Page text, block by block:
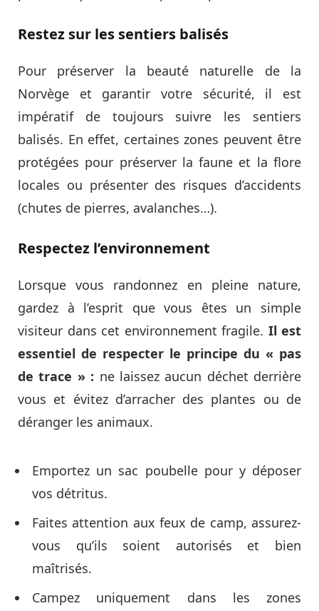
Restez sur les sentiers balisés
Pour préserver la beauté naturelle de la
Norvège et garantir votre sécurité, il est
impératif de toujours suivre les sentiers
balisés. En effet, certaines zones peuvent être
protégées pour préserver la faune et la flore
locales ou présenter des risques d’accidents
(chutes de pierres, avalanches…).
Respectez l’environnement
Lorsque vous randonnez en pleine nature,
gardez à l’esprit que vous êtes un simple
visiteur dans cet environnement fragile. Il est
essentiel de respecter le principe du « pas
de trace » : ne laissez aucun déchet derrière
vous et évitez d’arracher des plantes ou de
déranger les animaux.
Emportez un sac poubelle pour y déposer
vos détritus.
Faites attention aux feux de camp, assurez-
vous qu’ils soient autorisés et bien
maîtrisés.
Campez uniquement dans les zones